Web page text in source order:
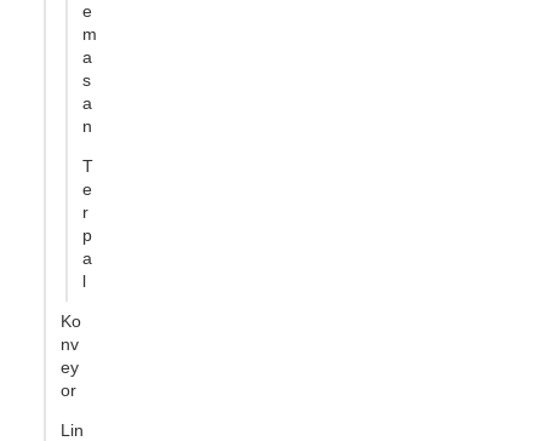
e
m
a
s
a
n
T
e
r
p
a
l
Ko
nv
ey
or
Lin